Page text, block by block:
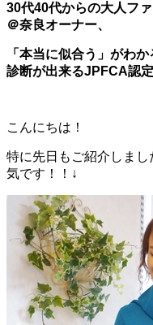
30代40代からの大人フ
＠奈良オーナー、
「本当に似合う」がわ
診断が出来るJPFCA認
こんにちは！
特に先日もご紹介しま
気です！！↓